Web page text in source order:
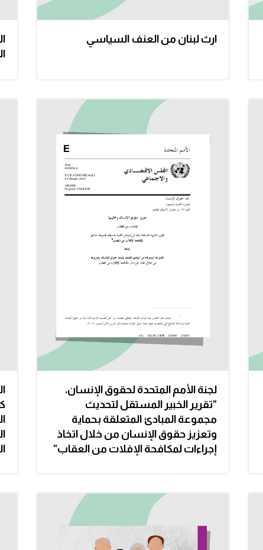
ارث لبنان من العنف السياسي
لجنة الأمم المتحدة لحقوق الإنسان،
"تقرير الخبير المستقل لتحديث
مجموعة المبادئ المتعلقة بحماية
وتعزيز حقوق الإنسان من خلال اتخاذ
إجراءات لمكافحة الإفلات من العقاب"